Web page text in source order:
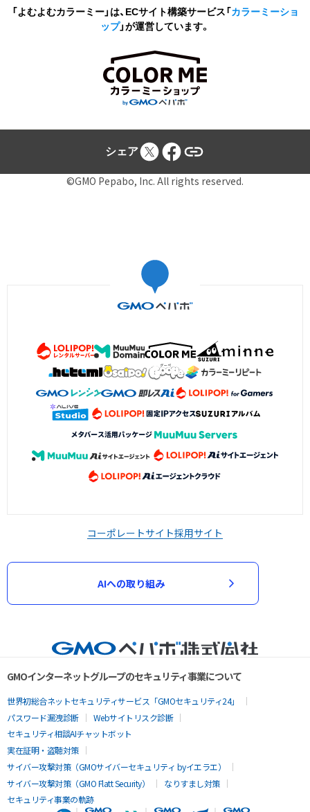
「よむよむカラーミー」は、ECサイト構築サービス「カラーミーショ
ップ」が運営しています。
シェア
©GMO Pepabo, Inc. All rights reserved.
コーポレートサイト採用サイト
AIへの取り組み
GMOインターネットグループのセキュリティ事業について
世界初総合ネットセキュリティサービス「GMOセキュリティ24」
パスワード漏洩診断
Webサイトリスク診断
セキュリティ相談AIチャットボット
実在証明・盗聴対策
サイバー攻撃対策（GMOサイバーセキュリティ byイエラエ）
サイバー攻撃対策（GMO Flatt Security）
なりすまし対策
セキュリティ事業の軌跡